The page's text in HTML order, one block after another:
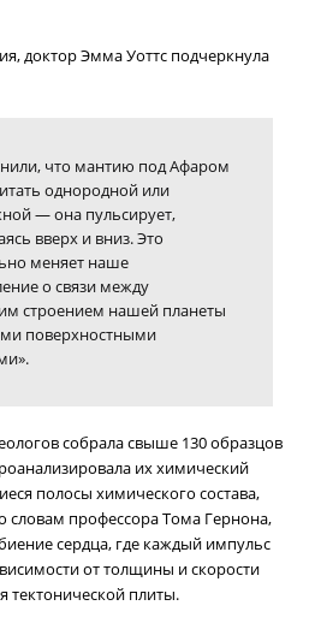
доктор Эмма Уоттс подчеркнула
что мантию под Афаром
однородной или
— она пульсирует,
вверх и вниз. Это
меняет наше
о связи между
строением нашей планеты
поверхностными
собрала свыше 130 образцов
их химический
полосы химического состава,
профессора Тома Гернона,
сердца, где каждый импульс
от толщины и скорости
тектонической плиты.